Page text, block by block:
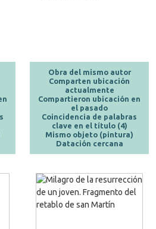
Obra del mismo autor
Comparten ubicación
actualmente
Compartieron ubicación en
el pasado
Coincidencia de palabras
clave en el título (4)
Mismo objeto (pintura)
Datación cercana